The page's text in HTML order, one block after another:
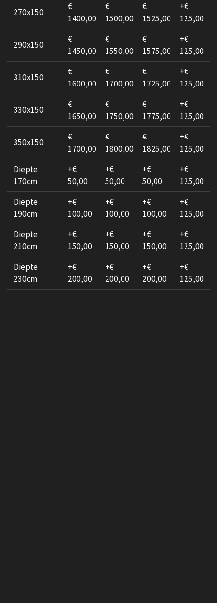
270x150
€
1400,00
€
1500,00
€
1525,00
+€
125,00
290x150
€
1450,00
€
1550,00
€
1575,00
+€
125,00
310x150
€
1600,00
€
1700,00
€
1725,00
+€
125,00
330x150
€
1650,00
€
1750,00
€
1775,00
+€
125,00
350x150
€
1700,00
€
1800,00
€
1825,00
+€
125,00
Diepte
170cm
+€
50,00
+€
50,00
+€
50,00
+€
125,00
Diepte
190cm
+€
100,00
+€
100,00
+€
100,00
+€
125,00
Diepte
210cm
+€
150,00
+€
150,00
+€
150,00
+€
125,00
Diepte
230cm
+€
200,00
+€
200,00
+€
200,00
+€
125,00